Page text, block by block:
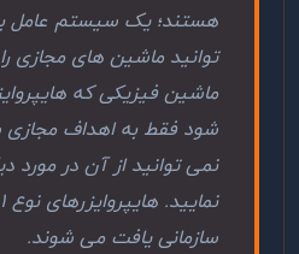
هستند؛ یک سیستم عامل
توانید ماشین های مجازی
ماشین فیزیکی که
‌شود فقط به اهداف
نمی توانید از آن در مورد
سازمانی یافت می شوند.